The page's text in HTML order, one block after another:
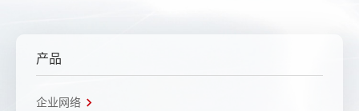
产品
企业网络